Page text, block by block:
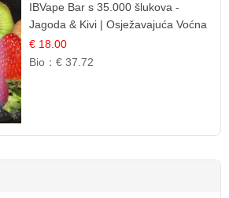
IBVape Bar s 35.000 šlukova -
Jagoda & Kivi | Osježavajuća Voćna
Mješavina
€ 18.00
Bio：€ 37.72